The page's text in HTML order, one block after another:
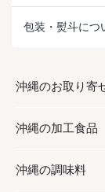
包装・熨斗につ
沖縄のお取り寄
お取り寄せグ
フルーツ・野菜
沖縄の加工食品
加工食品
沖縄の調味料